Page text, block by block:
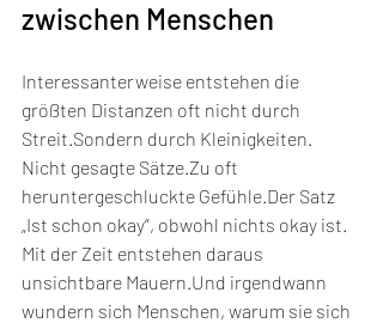
zwischen Menschen
Interessanterweise entstehen die
größten Distanzen oft nicht durch
Streit.Sondern durch Kleinigkeiten.
Nicht gesagte Sätze.Zu oft
heruntergeschluckte Gefühle.Der Satz
„Ist schon okay“, obwohl nichts okay ist.
Mit der Zeit entstehen daraus
unsichtbare Mauern.Und irgendwann
wundern sich Menschen, warum sie sich